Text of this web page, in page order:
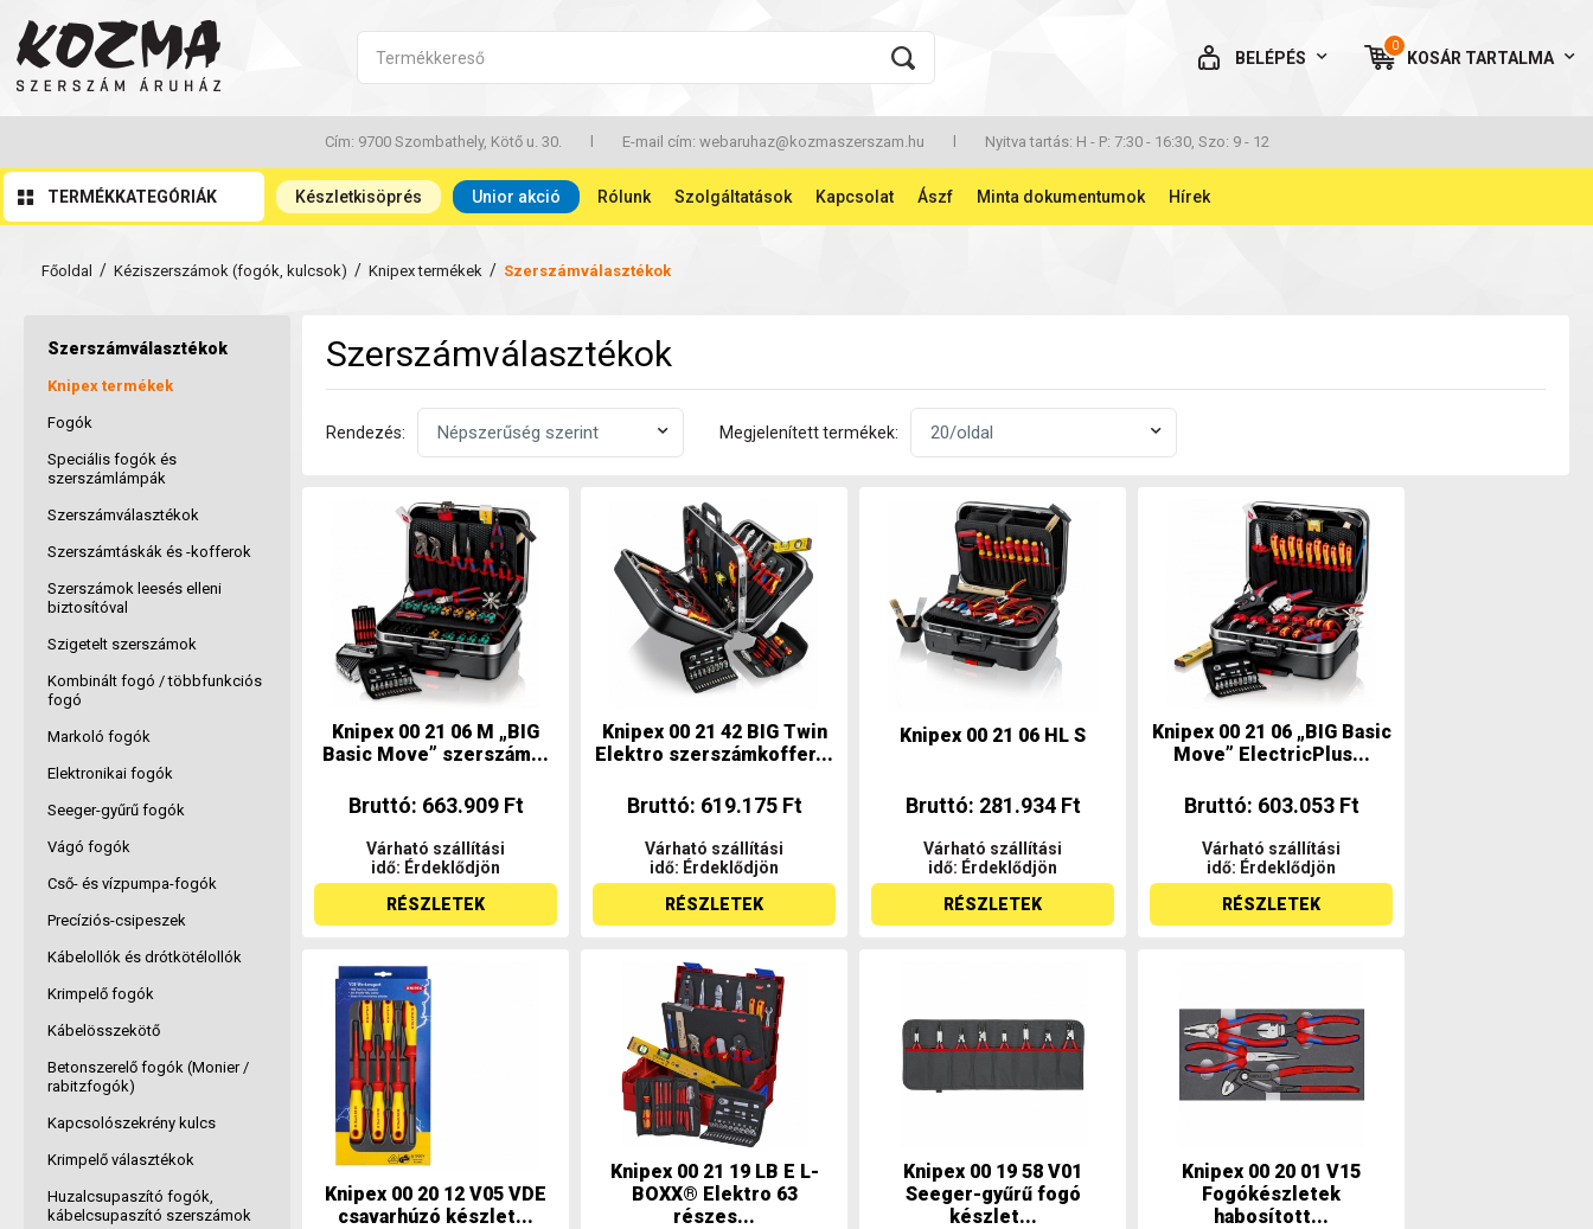
BELÉPÉS
0
KOSÁR TARTALMA
AZ ÖN KOSARA ÜRES
Cím: 9700 Szombathely, Kötő u. 30. E-mail cím: webaruhaz@kozmaszerszam.hu Nyitva tartás: H - P: 7:30 - 16:30, Szo: 9 - 12
TERMÉKKATEGÓRIÁK Készletkisöprés Unior akció Rólunk Szolgáltatások Kapcsolat Ászf Minta dokumentumok Hírek
Főoldal / Kéziszerszámok (fogók, kulcsok) / Knipex termékek / Szerszámválasztékok
Szerszámválasztékok
Knipex termékek
Fogók
Speciális fogók és
szerszámlámpák
Szerszámválasztékok
Szerszámtáskák és -kofferok
Szerszámok leesés elleni
biztosítóval
Szigetelt szerszámok
Kombinált fogó / többfunkciós
fogó
Markoló fogók
Elektronikai fogók
Seeger-gyűrű fogók
Vágó fogók
Cső- és vízpumpa-fogók
Precíziós-csipeszek
Kábelollók és drótkötélollók
Krimpelő fogók
Kábelösszekötő
Betonszerelő fogók (Monier /
rabitzfogók)
Kapcsolószekrény kulcs
Krimpelő választékok
Huzalcsupaszító fogók,
kábelcsupaszító szerszámok
Szerszámválasztékok
Rendezés: Megjelenített termékek:
Knipex 00 21 06 M „BIG
Basic Move” szerszám...
Bruttó: 663.909 Ft
Várható szállítási
idő: Érdeklődjön
RÉSZLETEK
Knipex 00 21 42 BIG Twin
Elektro szerszámkoffer...
Bruttó: 619.175 Ft
Várható szállítási
idő: Érdeklődjön
RÉSZLETEK
Knipex 00 21 06 HL S
Bruttó: 281.934 Ft
Várható szállítási
idő: Érdeklődjön
RÉSZLETEK
Knipex 00 21 06 „BIG Basic
Move” ElectricPlus...
Bruttó: 603.053 Ft
Várható szállítási
idő: Érdeklődjön
RÉSZLETEK
Knipex 00 20 12 V05 VDE
csavarhúzó készlet...
Knipex 00 21 19 LB E L-
BOXX® Elektro 63
részes...
Knipex 00 19 58 V01
Seeger-gyűrű fogó
készlet...
Knipex 00 20 01 V15
Fogókészletek
habosított...